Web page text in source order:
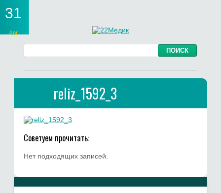
31
Авг
reliz_1592_3
Советуем прочитать:
Нет подходящих записей.